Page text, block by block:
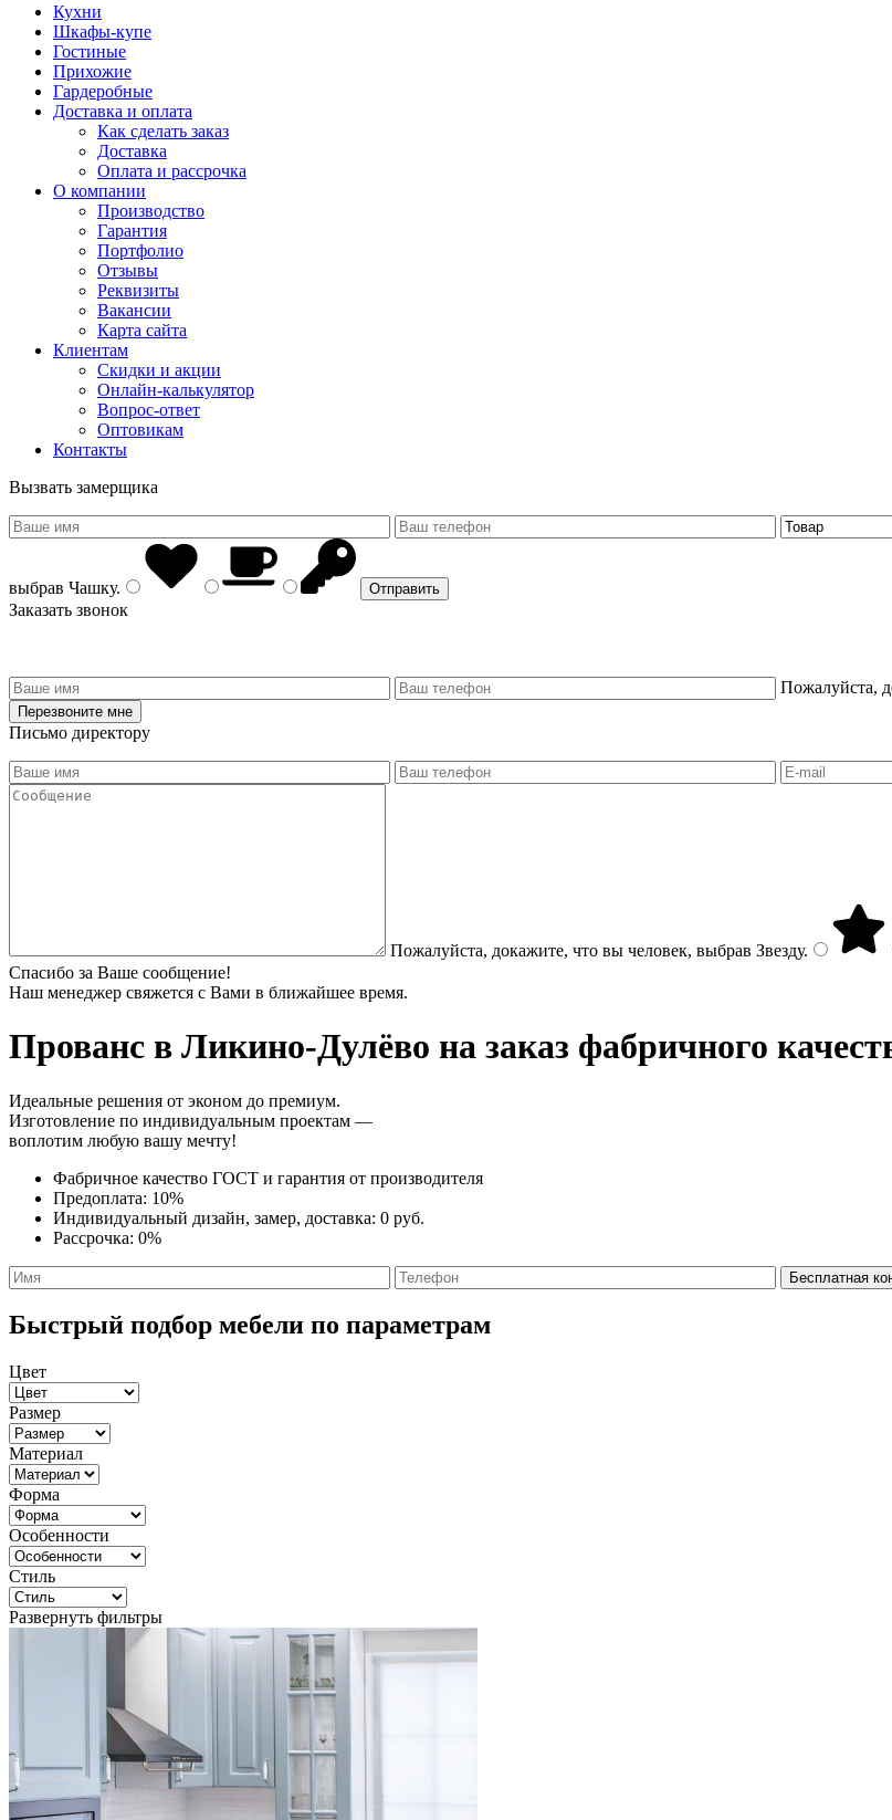
Кухни
Шкафы-купе
Гостиные
Прихожие
Гардеробные
Доставка и оплата
Как сделать заказ
Доставка
Оплата и рассрочка
О компании
Производство
Гарантия
Портфолио
Отзывы
Реквизиты
Вакансии
Карта сайта
Клиентам
Скидки и акции
Онлайн-калькулятор
Вопрос-ответ
Оптовикам
Контакты
Вызвать замерщика
выбрав Чашку.
Заказать звонок
Пожалуйста,
Письмо директору
Пожалуйста, докажите, что вы человек, выбрав Звезду.
Спасибо за Ваше сообщение!
Наш менеджер свяжется с Вами в ближайшее время.
Прованс в Ликино-Дулёво на заказ фабричного
Идеальные решения от эконом до премиум.
Изготовление по индивидуальным проектам —
воплотим любую вашу мечту!
Фабричное качество ГОСТ и гарантия от производителя
Предоплата: 10%
Индивидуальный дизайн, замер, доставка: 0 руб.
Рассрочка: 0%
Быстрый подбор мебели по параметрам
Цвет
Размер
Материал
Форма
Особенности
Стиль
Развернуть фильтры